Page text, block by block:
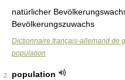
natürlicher
Bevölkerungszuwachs
Dictionnaire français-allemand de
population
2
population